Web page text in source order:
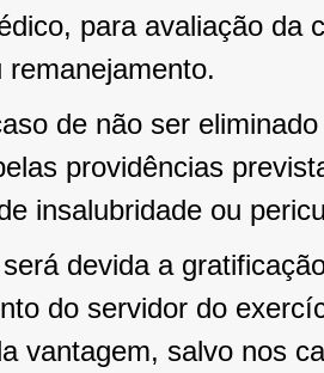
para avaliação da
remanejamento.
de não ser
providências
insalubridade ou
devida a
do servidor do
vantagem, salvo nos